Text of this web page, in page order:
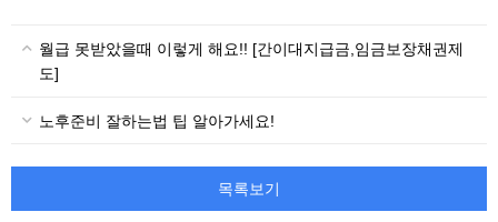
월급 못받았을때 이렇게 해요!! [간이대지급금,임금보장채권제
도]
노후준비 잘하는법 팁 알아가세요!
목록보기